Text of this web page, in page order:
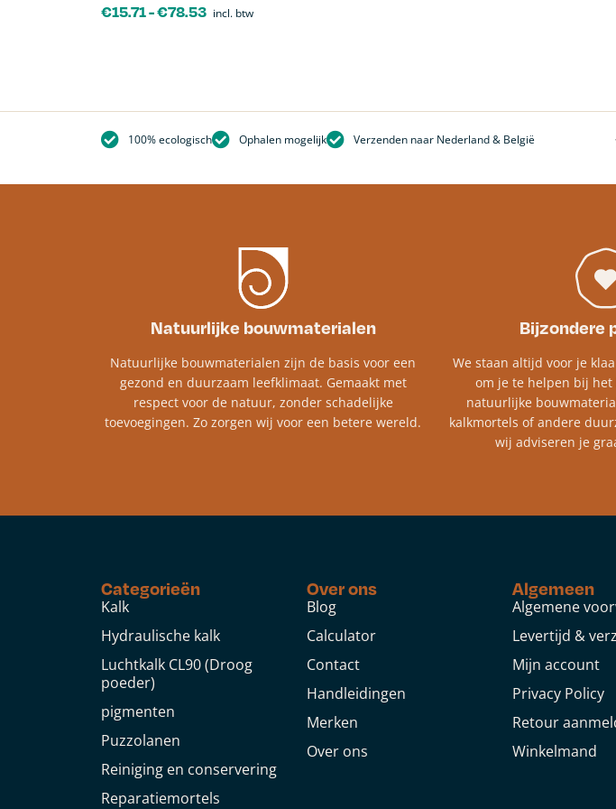
€15.71-€78.53 incl. btw
100% ecologisch Ophalen mogelijk Verzenden naar Nederland & België
Natuurlijke bouwmaterialen
Natuurlijke bouwmaterialen zijn de basis voor een
gezond en duurzaam leefklimaat. Gemaakt met
respect voor de natuur, zonder schadelijke
toevoegingen. Zo zorgen wij voor een betere wereld.
Bijzondere
We staan altijd voor je
om je te helpen bij het
natuurlijke
kalkmortels of andere
wij adviseren je
Categorieën
Kalk
Hydraulische kalk
Luchtkalk CL90 (Droog
poeder)
pigmenten
Puzzolanen
Reiniging en conservering
Reparatiemortels
Over ons
Blog
Calculator
Contact
Handleidingen
Merken
Over ons
Algemeen
Algemene
Levertijd &
Mijn account
Privacy Policy
Retour
Winkelmand